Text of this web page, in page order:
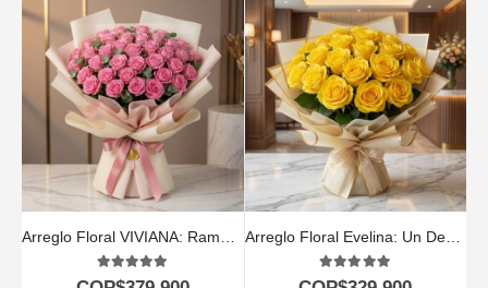
5.00out of 5
Arreglo Floral Evelina: Un Destello de Sol con 24 Rosas ✨
5.00out of 5